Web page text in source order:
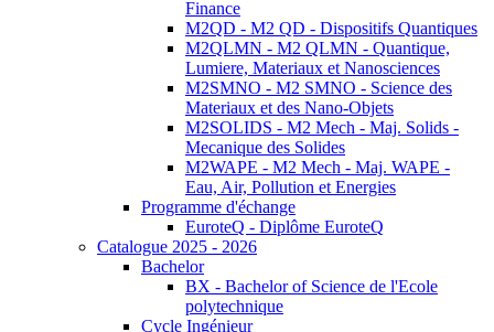
Finance
M2QD - M2 QD - Dispositifs Quantiques
M2QLMN - M2 QLMN - Quantique,
Lumiere, Materiaux et Nanosciences
M2SMNO - M2 SMNO - Science des
Materiaux et des Nano-Objets
M2SOLIDS - M2 Mech - Maj. Solids -
Mecanique des Solides
M2WAPE - M2 Mech - Maj. WAPE -
Eau, Air, Pollution et Energies
Programme d'échange
EuroteQ - Diplôme EuroteQ
Catalogue 2025 - 2026
Bachelor
BX - Bachelor of Science de l'Ecole
polytechnique
Cycle Ingénieur